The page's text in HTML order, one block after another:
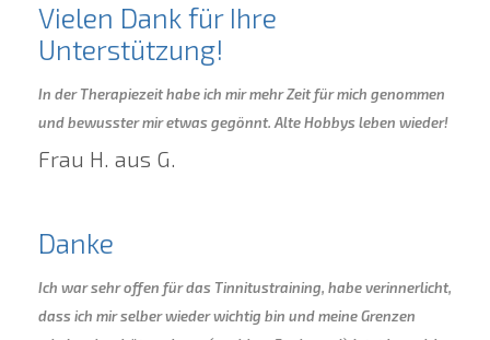
Vielen Dank für Ihre
Unterstützung!
In der Therapiezeit habe ich mir mehr Zeit für mich genommen
und bewusster mir etwas gegönnt. Alte Hobbys leben wieder!
Frau H. aus G.
Danke
Ich war sehr offen für das Tinnitustraining, habe verinnerlicht,
dass ich mir selber wieder wichtig bin und meine Grenzen